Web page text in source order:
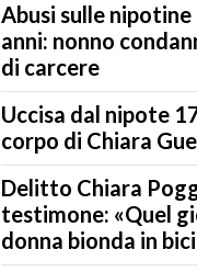
Abusi sulle nipotine
anni: nonno
di carcere
Uccisa dal nipote
corpo di Chiara
Delitto Chiara
testimone: «Quel
donna bionda in